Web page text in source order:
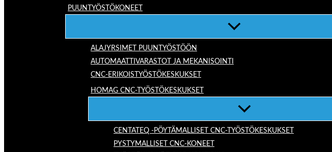
PUUNTYÖSTÖKONEET
ALAJYRSIMET PUUNTYÖSTÖÖN
AUTOMAATTIVARASTOT JA MEKANISOINTI
CNC-ERIKOISTYÖSTÖKESKUKSET
HOMAG CNC-TYÖSTÖKESKUKSET
CENTATEQ -PÖYTÄMALLISET CNC-TYÖSTÖKESKUKSET
PYSTYMALLISET CNC-KONEET